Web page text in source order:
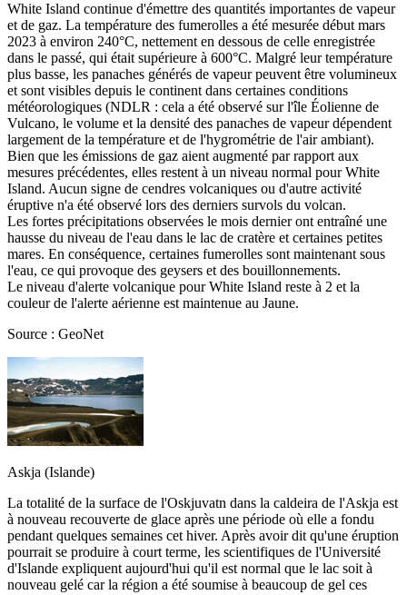
White Island continue d'émettre des quantités importantes de vapeur
et de gaz. La température des fumerolles a été mesurée début mars
2023 à environ 240°C, nettement en dessous de celle enregistrée
dans le passé, qui était supérieure à 600°C. Malgré leur température
plus basse, les panaches générés de vapeur peuvent être volumineux
et sont visibles depuis le continent dans certaines conditions
météorologiques (NDLR : cela a été observé sur l'île Éolienne de
Vulcano, le volume et la densité des panaches de vapeur dépendent
largement de la température et de l'hygrométrie de l'air ambiant).
Bien que les émissions de gaz aient augmenté par rapport aux
mesures précédentes, elles restent à un niveau normal pour White
Island. Aucun signe de cendres volcaniques ou d'autre activité
éruptive n'a été observé lors des derniers survols du volcan.
Les fortes précipitations observées le mois dernier ont entraîné une
hausse du niveau de l'eau dans le lac de cratère et certaines petites
mares. En conséquence, certaines fumerolles sont maintenant sous
l'eau, ce qui provoque des geysers et des bouillonnements.
Le niveau d'alerte volcanique pour White Island reste à 2 et la
couleur de l'alerte aérienne est maintenue au Jaune.
Source : GeoNet
Askja (Islande)
La totalité de la surface de l'Oskjuvatn dans la caldeira de l'Askja est
à nouveau recouverte de glace après une période où elle a fondu
pendant quelques semaines cet hiver. Après avoir dit qu'une éruption
pourrait se produire à court terme, les scientifiques de l'Université
d'Islande expliquent aujourd'hui qu'il est normal que le lac soit à
nouveau gelé car la région a été soumise à beaucoup de gel ces